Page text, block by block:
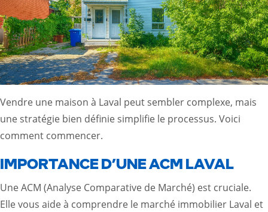
Vendre une maison à Laval peut sembler complexe, mais
une stratégie bien définie simplifie le processus. Voici
comment commencer.
IMPORTANCE D’UNE ACM LAVAL
Une ACM (Analyse Comparative de Marché) est cruciale.
Elle vous aide à comprendre le marché immobilier Laval et